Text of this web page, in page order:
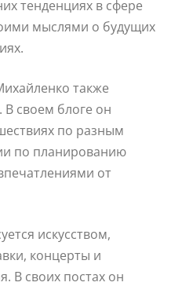
тенденциях в сфере
мыслями о будущих
также
В своем блоге он
по разным
по планированию
от
искусством,
концерты и
В своих постах он